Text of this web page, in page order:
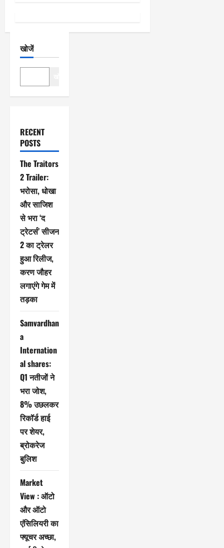
खोजें
RECENT
POSTS
The Traitors
2 Trailer:
भरोसा, धोखा
और साजिश
से भरा ‘द
ट्रेटर्स’ सीजन
2 का ट्रेलर
हुआ रिलीज,
करण जौहर
लगाएंगे गेम में
तड़का
Samvardhan
a
Internation
al shares:
Q1 नतीजों ने
भरा जोश,
8% उछलकर
रिकॉर्ड हाई
पर शेयर,
ब्रोकरेज
बुलिश
Market
View : ऑटो
और ऑटो
एंसिलियरी का
फ्यूचर अच्छा,